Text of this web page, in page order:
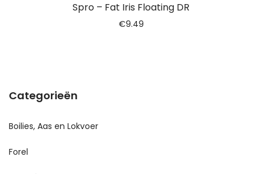
Spro – Fat Iris Floating DR
€9.49
Categorieën
Boilies, Aas en Lokvoer
Forel